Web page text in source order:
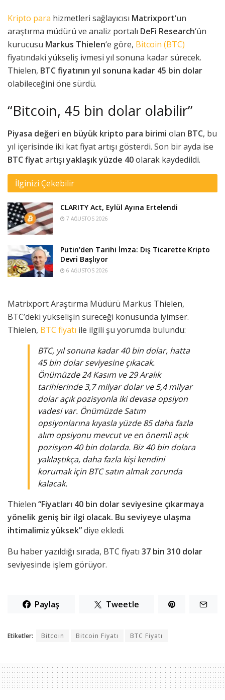
Kripto para hizmetleri sağlayıcısı Matrixport‘un
araştırma müdürü ve analiz portalı DeFi Research‘ün
kurucusu Markus Thielen‘e göre, Bitcoin (BTC)
fiyatındaki yükseliş ivmesi yıl sonuna kadar sürecek.
Thielen, BTC fiyatının yıl sonuna kadar 45 bin dolar
olabileceğini öne sürdü.
“Bitcoin, 45 bin dolar olabilir”
Piyasa değeri en büyük kripto para birimi olan BTC, bu
yıl içerisinde iki kat fiyat artışı gösterdi. Son bir ayda ise
BTC fiyat artışıyaklaşık yüzde 40olarak kaydedildi.
İlginizi Çekebilir
CLARITY Act, Eylül Ayına Ertelendi
7 AĞUSTOS 2026
Putin’den Tarihi İmza: Dış Ticarette Kripto
Devri Başlıyor
6 AĞUSTOS 2026
Matrixport Araştırma Müdürü Markus Thielen,
BTC’deki yükselişin süreceği konusunda iyimser.
Thielen, BTC fiyatı ile ilgili şu yorumda bulundu:
BTC, yıl sonuna kadar 40 bin dolar, hatta
45 bin dolar seviyesine çıkacak.
Önümüzde 24 Kasım ve 29 Aralık
tarihlerinde 3,7 milyar dolar ve 5,4 milyar
dolar açık pozisyonla iki devasa opsiyon
vadesi var. Önümüzde Satım
opsiyonlarına kıyasla yüzde 85 daha fazla
alım opsiyonu mevcut ve en önemli açık
pozisyon 40 bin dolarda. Biz 40 bin dolara
yaklaştıkça, daha fazla kişi kendini
korumak için BTC satın almak zorunda
kalacak.
Thielen “Fiyatları 40 bin dolar seviyesine çıkarmaya
yönelik geniş bir ilgi olacak. Bu seviyeye ulaşma
ihtimalimiz yüksek”diye ekledi.
Bu haber yazıldığı sırada, BTC fiyatı 37 bin 310 dolar
seviyesinde işlem görüyor.
Paylaş Tweetle
Etiketler: Bitcoin Bitcoin Fiyatı BTC Fiyatı